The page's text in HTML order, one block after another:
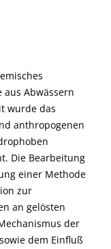
Abwässern
wurde das
anthropogenen
Die Bearbeitung
einer Methode
zur
an gelösten
der
dem Einfluß